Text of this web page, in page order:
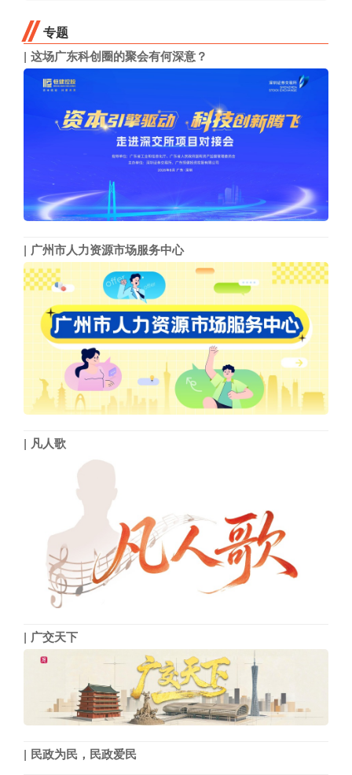
专题
这场广东科创圈的聚会有何深意？
广州市人力资源市场服务中心
凡人歌
广交天下
民政为民，民政爱民